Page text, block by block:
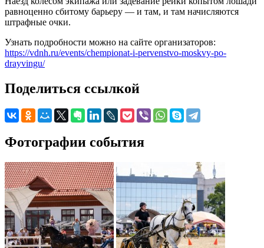
равноценно сбитому барьеру — и там, и там начисляются
штрафные очки.
Узнать подробности можно на сайте организаторов:
https://vdnh.ru/events/chempionat-i-pervenstvo-moskvy-po-
drayvingu/
Поделиться ссылкой
Фотографии события